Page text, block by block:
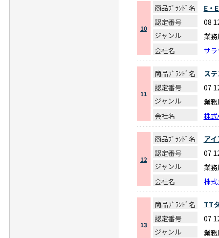
10
商品ﾌﾞﾗﾝﾄﾞ名
E・
認定番号
08
ジャンル
業
会社名
サ
11
商品ﾌﾞﾗﾝﾄﾞ名
ス
認定番号
07
ジャンル
業
会社名
株式
12
商品ﾌﾞﾗﾝﾄﾞ名
ア
認定番号
07
ジャンル
業
会社名
株式
13
商品ﾌﾞﾗﾝﾄﾞ名
TT
認定番号
07
ジャンル
業